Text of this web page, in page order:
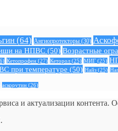
(64) Ангиопротекторы (30)
на НПВС (50) Возрастные
Кетопрофен (27) Кеторол (25) МИГ (25)
при температуре (50) Найз (25)
аскорутин (26)
и актуализации контента.